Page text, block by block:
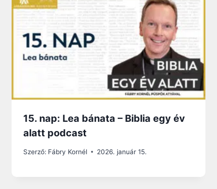
15. nap: Lea bánata – Biblia egy év
alatt podcast
Szerző: Fábry Kornél 2026. január 15.